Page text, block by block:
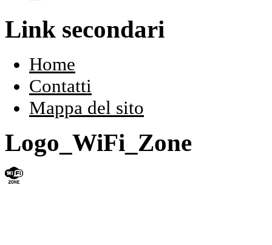
Link secondari
Home
Contatti
Mappa del sito
Logo_WiFi_Zone